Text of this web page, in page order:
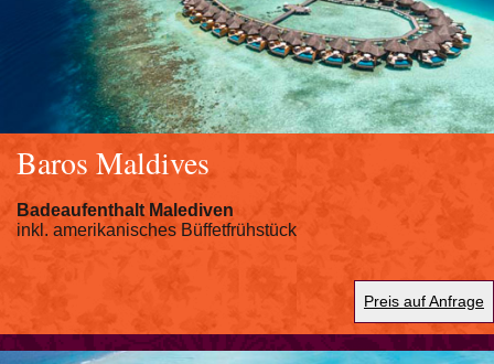
Baros Maldives
Badeaufenthalt Malediven
inkl. amerikanisches Büffetfrühstück
Preis auf Anfrage